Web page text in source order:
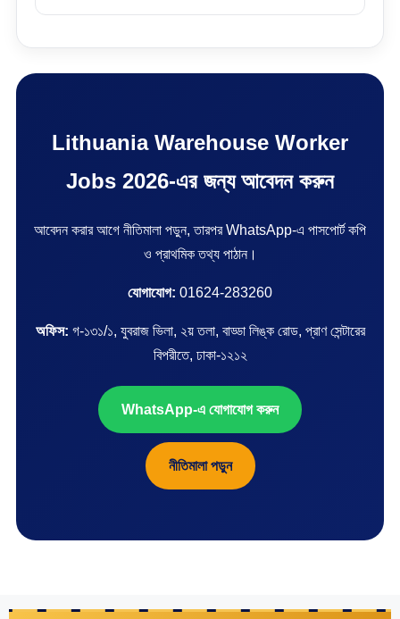
Lithuania Warehouse Worker
Jobs 2026-এর জন্য আবেদন করুন
আবেদন করার আগে নীতিমালা পড়ুন, তারপর WhatsApp-এ পাসপোর্ট কপি
ও প্রাথমিক তথ্য পাঠান।
যোগাযোগ: 01624-283260
অফিস: গ-১৩১/১, যুবরাজ ভিলা, ২য় তলা, বাড্ডা লিঙ্ক রোড, প্রাণ সেন্টারের
বিপরীতে, ঢাকা-১২১২
WhatsApp-এ যোগাযোগ করুন
নীতিমালা পড়ুন